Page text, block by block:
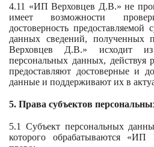
4.11 «ИП Верховцев Д.В.» не
имеет возможности
достоверность предоставляемой
данных сведений, полученных
Верховцев Д.В.» исходит
персональных данных, действуя
предоставляют достоверные и
данные и поддерживают их в
5. Права субъектов
5.1 Субъект персональных
которого обрабатываются